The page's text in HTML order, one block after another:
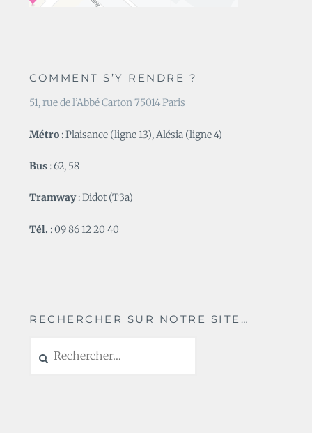
COMMENT S’Y RENDRE ?
51, rue de l’Abbé Carton 75014 Paris
Métro : Plaisance (ligne 13), Alésia (ligne 4)
Bus : 62, 58
Tramway: Didot (T3a)
Tél. : 09 86 12 20 40
RECHERCHER SUR NOTRE SITE…